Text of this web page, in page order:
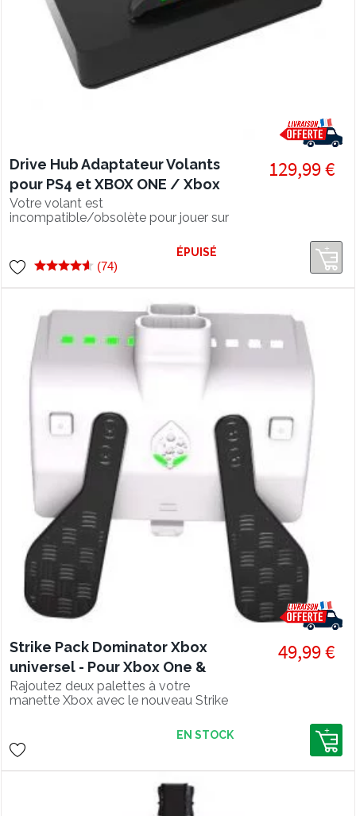
Drive Hub Adaptateur Volants
pour PS4 et XBOX ONE / Xbox
Series
Votre volant est
incompatible/obsolète pour jouer sur
est LA solution ! Compatible PS4 -
PS5* - XBOX ONE - XBOX SERIES X -
XBOX SERIES S Sur PS5 - une manette
indispensable au bon fonctionnement
du produit.
129,99 €
(74)
ÉPUISÉ
Strike Pack Dominator Xbox
universel - Pour Xbox One &
Series S/X
Rajoutez deux palettes à votre
manette Xbox avec le nouveau Strike
manettes Xbox One et Xbox Series !
49,99 €
EN STOCK